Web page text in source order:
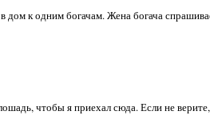
дом к одним богачам. Жена богача
чтобы я приехал сюда. Если не